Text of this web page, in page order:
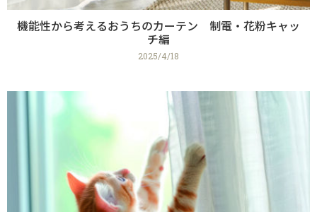
機能性から考えるおうちのカーテン 制電・花粉キャッ
チ編
2025/4/18